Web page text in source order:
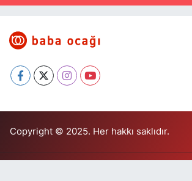
Copyright © 2025. Her hakkı saklıdır.